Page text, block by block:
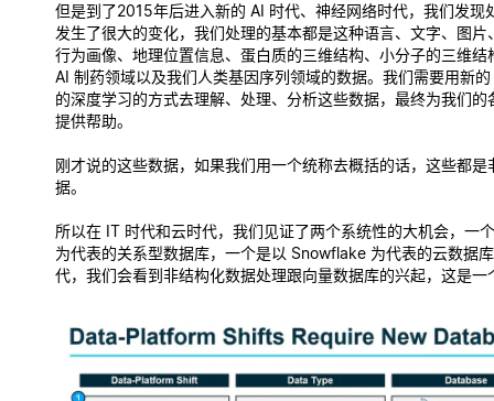
但是到了2015年后进入新的 AI 时代、神经网络时代，我们发现
发生了很大的变化，我们处理的基本都是这种语言、文字、图片
行为画像、地理位置信息、蛋白质的三维结构、小分子的三维结
AI 制药领域以及我们人类基因序列领域的数据。我们需要用新
的深度学习的方式去理解、处理、分析这些数据，最终为我们的
提供帮助。
刚才说的这些数据，如果我们用一个统称去概括的话，这些都是
据。
所以在 IT 时代和云时代，我们见证了两个系统性的大机会，一
为代表的关系型数据库，一个是以 Snowflake 为代表的云数据
代，我们会看到非结构化数据处理跟向量数据库的兴起，这是一